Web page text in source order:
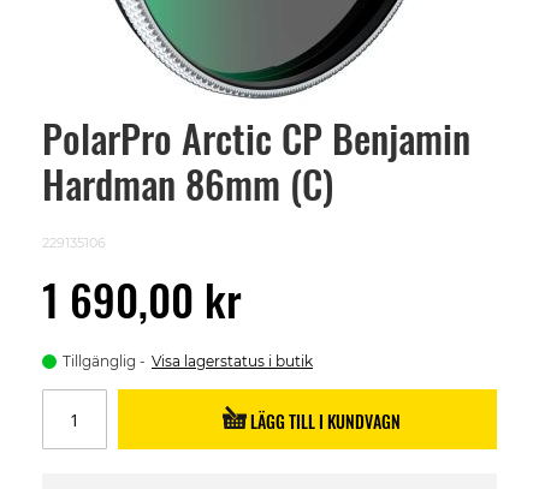
PolarPro Arctic CP Benjamin
Hardman 86mm (C)
229135106
1 690,00 kr
Tillgänglig Visa lagerstatus i butik
LÄGG TILL I KUNDVAGN
Skip
beginning
images